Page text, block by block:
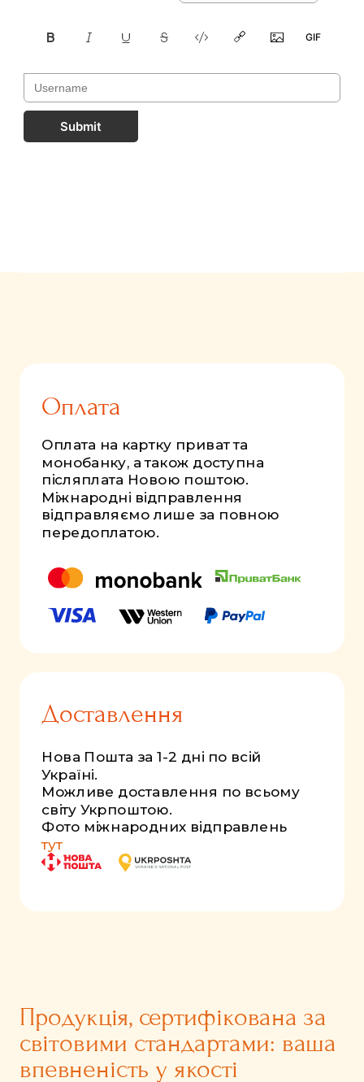
Submit
Оплата
Оплата на картку приват та
монобанку, а також доступна
післяплата Новою поштою.
Міжнародні відправлення
відправляємо лише за повною
передоплатою.
Нова Пошта за 1-2 дні по всій
Україні.
Можливе доставлення по всьому
світу Укрпоштою.
Фото міжнародних відправлень
тут
Доставлення
Продукція, сертифікована за
світовими стандартами: ваша
впевненість у якості